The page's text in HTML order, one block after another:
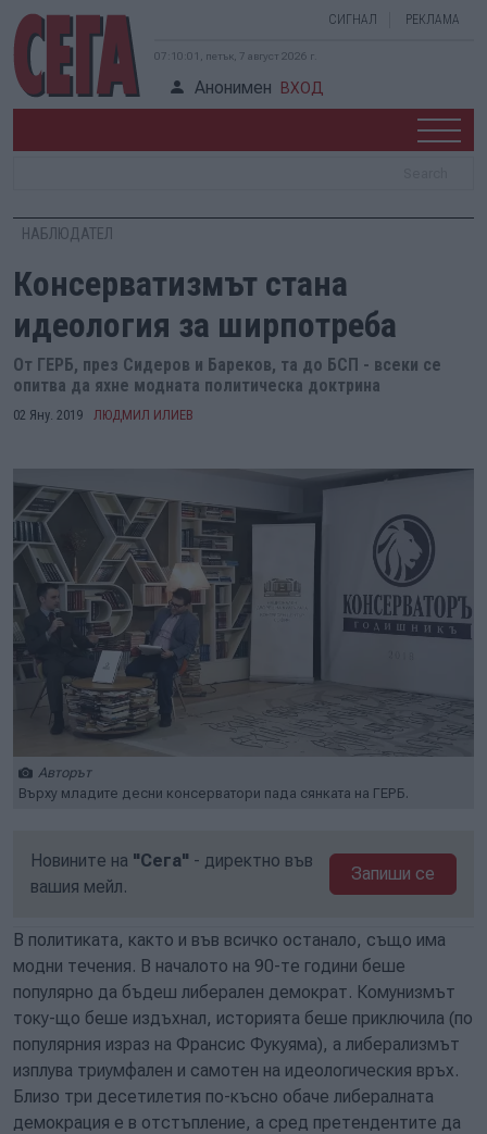
СИГНАЛ РЕКЛАМА
07:10:01, петък, 7 август 2026 г.
Анонимен ВХОД
НАБЛЮДАТЕЛ
Консерватизмът стана
идеология за ширпотреба
От ГЕРБ, през Сидеров и Бареков, та до БСП - всеки се
опитва да яхне модната политическа доктрина
02 Яну. 2019 ЛЮДМИЛ ИЛИЕВ
Авторът
Върху младите десни консерватори пада сянката на ГЕРБ.
Новините на "Сега" - директно във
вашия мейл.
Запиши се
В политиката, както и във всичко останало, също има
модни течения. В началото на 90-те години беше
популярно да бъдеш либерален демократ. Комунизмът
току-що беше издъхнал, историята беше приключила (по
популярния израз на Франсис Фукуяма), а либерализмът
изплува триумфален и самотен на идеологическия връх.
Близо три десетилетия по-късно обаче либералната
демокрация е в отстъпление, а сред претендентите да